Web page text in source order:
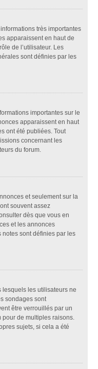
très importantes
apparaissent en haut de
de l’utilisateur. Les
sont définies par les
importantes sur le
apparaissent en haut
ont été publiées. Tout
concernant les
du forum.
et seulement sur la
souvent assez
dès que vous en
et les annonces
sont définies par les
lesquels les utilisateurs ne
sondages sont
être verrouillés par un
pour de multiples raisons.
sujets, si cela a été